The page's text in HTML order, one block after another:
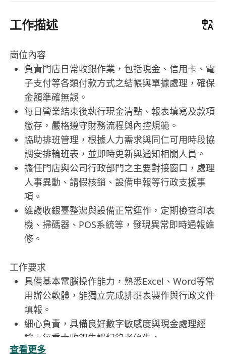
工作描述
崗位內容
負責門店日常收銀作業，包括現金、信用卡、電
子支付等各類付款方式之結帳與單據處理，確保
金額準確無誤。
每日營業結束後執行現金清點、報表填寫及款項
繳存，嚴格遵守財務流程與內控規範。
協助排班管理，根據人力需求與同仁可用時段協
調安排輪班表，並即時更新與通知相關人員。
擔任門店與公司行政部門之主要對接窗口，處理
人事異動、請假核銷、設備申報等行政支援事
項。
維護收銀臺整潔與設備正常運作，定期檢查印表
機、掃碼器、POS系統等，發現異常即時通報維
修。
工作要求
具備基本電腦操作能力，熟悉Excel、Word等常
用辦公軟體，能獨立完成排班表製作與行政文件
填報。
細心負責，具備良好數字敏感度與現金處理經
驗，無重大收銀失誤紀錄者優先。
具備基礎溝通協調能力，能妥善處理同事間排班
查看更多